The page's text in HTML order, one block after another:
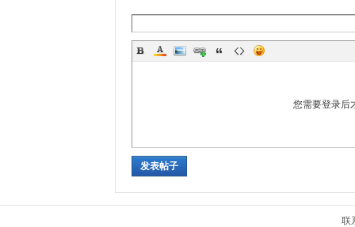
您需要登录后
发表帖子
联